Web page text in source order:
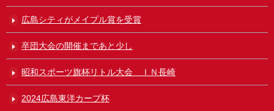
広島シティがメイプル賞を受賞
卒団大会の開催まであと少し
昭和スポーツ旗杯リトル大会 ＩＮ長崎
2024広島東洋カープ杯